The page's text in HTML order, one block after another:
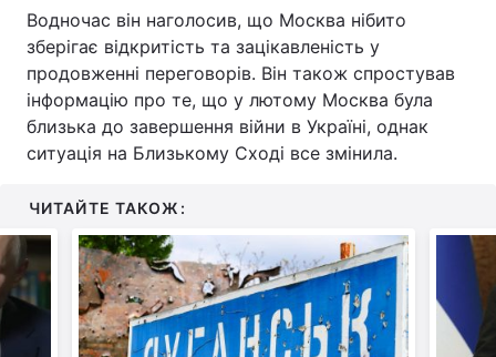
Водночас він наголосив, що Москва нібито
зберігає відкритість та зацікавленість у
продовженні переговорів. Він також спростував
інформацію про те, що у лютому Москва була
близька до завершення війни в Україні, однак
ситуація на Близькому Сході все змінила.
ЧИТАЙТЕ ТАКОЖ: